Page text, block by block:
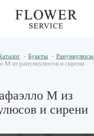
- Букеты - Ранункулюсы
M из ранункулюсов и сирени
M из
и сирени